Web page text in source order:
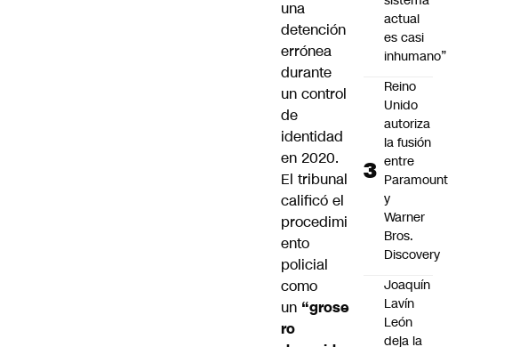
una
detención
errónea
durante
un control
de
identidad
en 2020.
El tribunal
calificó el
procedimi
ento
policial
como
un “grose
ro
actual
es casi
inhumano”
Reino
Unido
autoriza
la fusión
entre
Paramount
y
Warner
Bros.
Discovery
Joaquín
Lavín
León
deja la